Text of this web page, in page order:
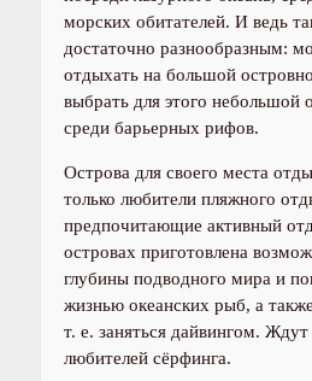
морских обитателей. И ведь
достаточно разнообразным:
отдыхать на большой
выбрать для этого небольшой
среди барьерных рифов.
Острова для своего места
только любители пляжного
предпочитающие активный
островах приготовлена
глубины подводного мира и
жизнью океанских рыб, а
т. е. заняться дайвингом.
любителей сёрфинга.